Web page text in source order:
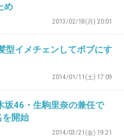
男は屑
+41
め
2013/02/18(月) 20:01
型イメチェンしてボブにす
2014/01/11(土) 17:09
坂46・生駒里奈の兼任で
開始
2014/03/21(金) 19:21